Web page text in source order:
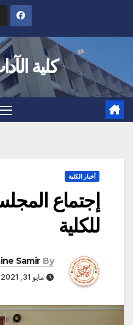
كلية
أخبار الكلية
إجتماع
للكلية
By
Samir
مايو 31, 2021